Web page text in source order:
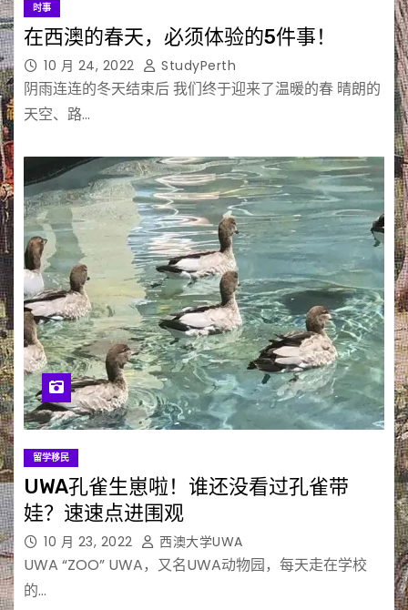
时事
在西澳的春天，必须体验的5件事！
10 月 24, 2022 StudyPerth
阴雨连连的冬天结束后 我们终于迎来了温暖的春 晴朗的
天空、路…
留学移民
UWA孔雀生崽啦！谁还没看过孔雀带
娃？速速点进围观
10 月 23, 2022 西澳大学UWA
UWA “ZOO” UWA，又名UWA动物园，每天走在学校
的…